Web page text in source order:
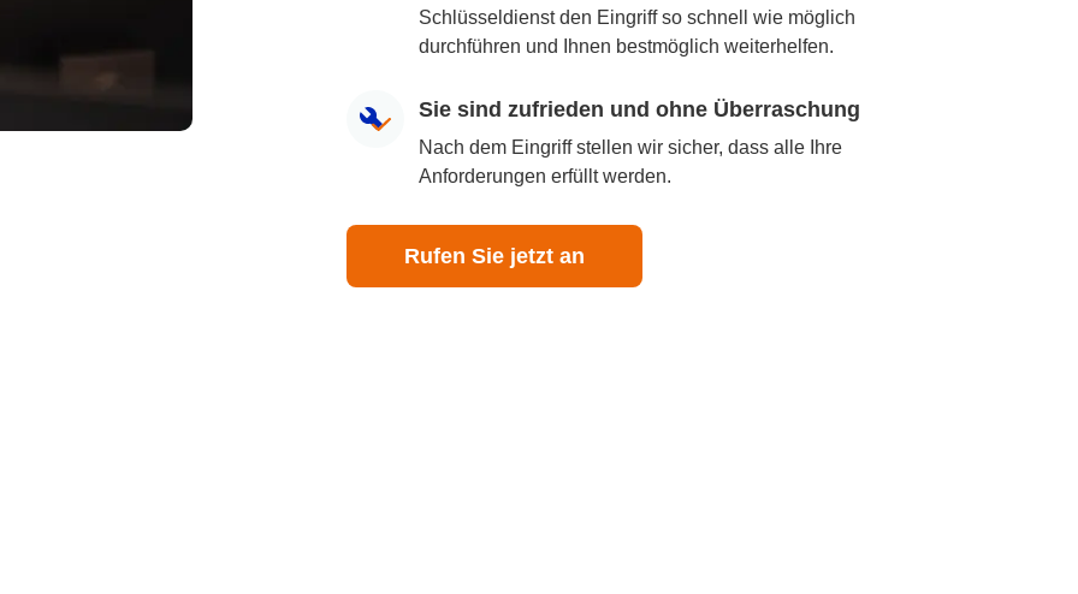
Schlüsseldienst den Eingriff so schnell wie möglich
durchführen und Ihnen bestmöglich weiterhelfen.
Sie sind zufrieden und ohne Überraschung
Nach dem Eingriff stellen wir sicher, dass alle Ihre
Anforderungen erfüllt werden.
Rufen Sie jetzt an